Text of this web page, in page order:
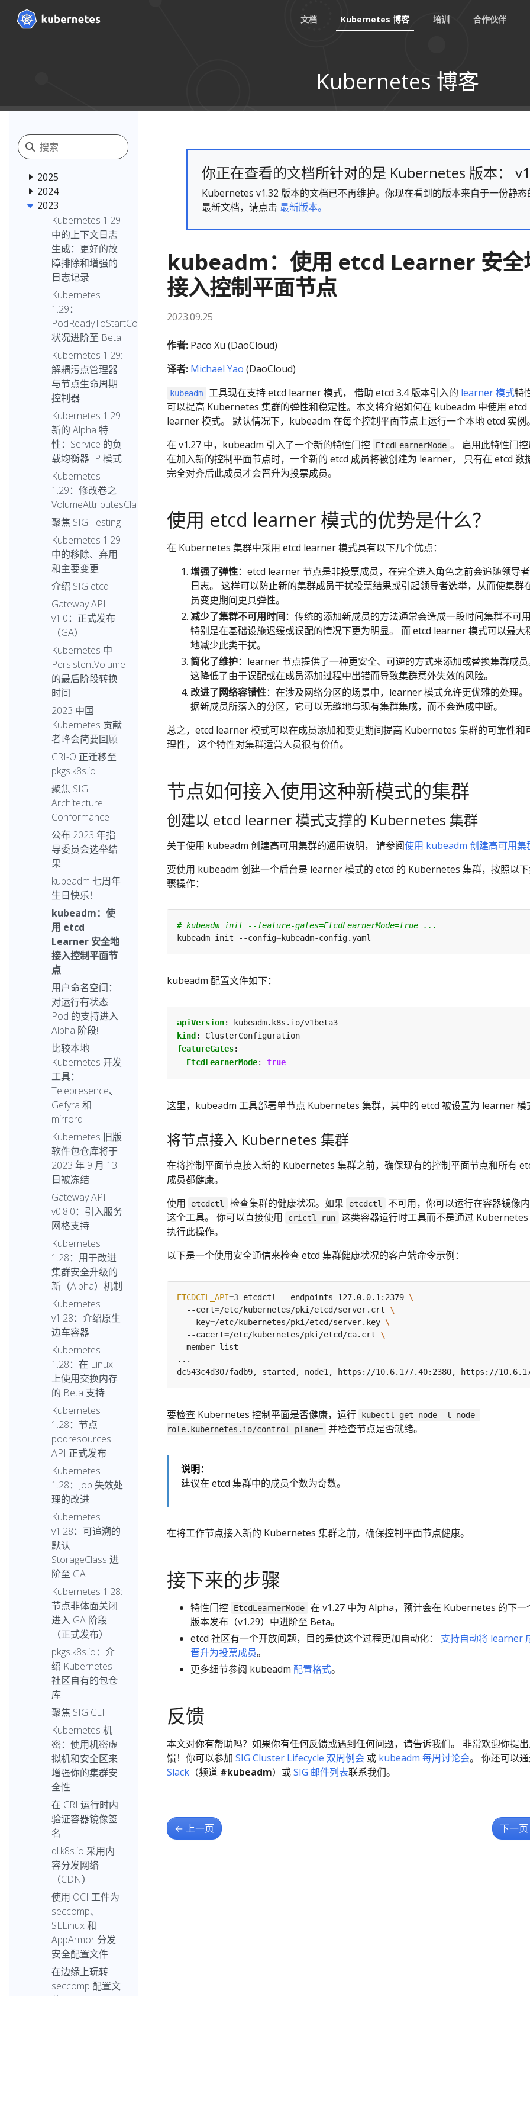
文档 Kubernetes 博客 培训 合作伙伴
Kubernetes 博客
2025
2024
2023
Kubernetes 1.29
中的上下文日志
生成：更好的故
障排除和增强的
日志记录
Kubernetes
1.29：
PodReadyToStartContainers
状况进阶至 Beta
Kubernetes 1.29:
解耦污点管理器
与节点生命周期
控制器
Kubernetes 1.29
新的 Alpha 特
性：Service 的负
载均衡器 IP 模式
Kubernetes
1.29：修改卷之
VolumeAttributesClass
聚焦 SIG Testing
Kubernetes 1.29
中的移除、弃用
和主要变更
介绍 SIG etcd
Gateway API
v1.0：正式发布
（GA）
Kubernetes 中
PersistentVolume
的最后阶段转换
时间
2023 中国
Kubernetes 贡献
者峰会简要回顾
CRI-O 正迁移至
pkgs.k8s.io
聚焦 SIG
Architecture:
Conformance
公布 2023 年指
导委员会选举结
果
kubeadm 七周年
生日快乐！
kubeadm：使
用 etcd
Learner 安全地
接入控制平面节
点
用户命名空间：
对运行有状态
Pod 的支持进入
Alpha 阶段!
比较本地
Kubernetes 开发
工具：
Telepresence、
Gefyra 和
mirrord
Kubernetes 旧版
软件包仓库将于
2023 年 9 月 13
日被冻结
Gateway API
v0.8.0：引入服务
网格支持
Kubernetes
1.28：用于改进
集群安全升级的
新（Alpha）机制
Kubernetes
v1.28：介绍原生
边车容器
Kubernetes
1.28：在 Linux
上使用交换内存
的 Beta 支持
Kubernetes
1.28：节点
podresources
API 正式发布
Kubernetes
1.28：Job 失效处
理的改进
Kubernetes
v1.28：可追溯的
默认
StorageClass 进
阶至 GA
Kubernetes 1.28:
节点非体面关闭
进入 GA 阶段
（正式发布）
pkgs.k8s.io：介
绍 Kubernetes
社区自有的包仓
库
聚焦 SIG CLI
Kubernetes 机
密：使用机密虚
拟机和安全区来
增强你的集群安
全性
在 CRI 运行时内
验证容器镜像签
名
dl.k8s.io 采用内
容分发网络
（CDN）
使用 OCI 工件为
seccomp、
SELinux 和
AppArmor 分发
安全配置文件
在边缘上玩转
seccomp 配置文
件
你正在查看的文档所针对的是 Kubernetes 版本：
Kubernetes v1.32 版本的文档已不再维护。你现在看到的版本来自于一份静
最新文档，请点击 最新版本。
kubeadm：使用 etcd Learner 安全
接入控制平面节点
2023.09.25
作者: Paco Xu (DaoCloud)
译者: Michael Yao (DaoCloud)
kubeadm 工具现在支持 etcd learner 模式， 借助 etcd 3.4 版本引入的 learner 模式特
可以提高 Kubernetes 集群的弹性和稳定性。本文将介绍如何在 kubeadm 中使用 etcd
learner 模式。 默认情况下，kubeadm 在每个控制平面节点上运行一个本地 etcd 实例。
在 v1.27 中，kubeadm 引入了一个新的特性门控
EtcdLearnerMode 。 启用此特性门控
在加入新的控制平面节点时，一个新的 etcd 成员将被创建为 learner， 只有在 etcd 数
完全对齐后此成员才会晋升为投票成员。
使用 etcd learner 模式的优势是什么？
在 Kubernetes 集群中采用 etcd learner 模式具有以下几个优点：
增强了弹性：etcd learner 节点是非投票成员，在完全进入角色之前会追随领导
日志。 这样可以防止新的集群成员干扰投票结果或引起领导者选举，从而使集群
员变更期间更具弹性。
减少了集群不可用时间：传统的添加新成员的方法通常会造成一段时间集群不可用
特别是在基础设施迟缓或误配的情况下更为明显。 而 etcd learner 模式可以最大
地减少此类干扰。
简化了维护：learner 节点提供了一种更安全、可逆的方式来添加或替换集群成员
这降低了由于误配或在成员添加过程中出错而导致集群意外失效的风险。
改进了网络容错性：在涉及网络分区的场景中，learner 模式允许更优雅的处理。
据新成员所落入的分区，它可以无缝地与现有集群集成，而不会造成中断。
总之，etcd learner 模式可以在成员添加和变更期间提高 Kubernetes 集群的可靠性和
理性， 这个特性对集群运营人员很有价值。
节点如何接入使用这种新模式的集群
创建以 etcd learner 模式支撑的 Kubernetes 集群
关于使用 kubeadm 创建高可用集群的通用说明， 请参阅使用 kubeadm 创建高可用集
要使用 kubeadm 创建一个后台是 learner 模式的 etcd 的 Kubernetes 集群，按照以
骤操作：
# kubeadm init --feature-gates=EtcdLearnerMode=true ...
kubeadm init --config=
kubeadm 配置文件如下：
apiVersion:
kubeadm.k8s.io/v1beta3
kind :
ClusterConfiguration
featureGates:
EtcdLearnerMode: true
这里，kubeadm 工具部署单节点 Kubernetes 集群，其中的 etcd 被设置为 learner 模
将节点接入 Kubernetes 集群
在将控制平面节点接入新的 Kubernetes 集群之前，确保现有的控制平面节点和所有
成员都健康。
使用
etcdctl 检查集群的健康状况。如果 etcdctl
不可用，你可以运行在容器镜像
这个工具。 你可以直接使用
crictl run
这类容器运行时工具而不是通过
执行此操作。
以下是一个使用安全通信来检查 etcd 集群健康状况的客户端命令示例：
ETCDCTL_API=3 etcdctl --endpoints 127.0.0.1:2379
  --cert
=/etc/kubernetes/pki/etcd/server.crt
  --key
=/etc/kubernetes/pki/etcd/server.key
  --cacert
=/etc/kubernetes/pki/etcd/ca.crt
dc543c4d307fadb9, started, node1, https://10.6.177.40:2380, https://
要检查 Kubernetes 控制平面是否健康，运行
kubectl get node -l node-
role.kubernetes.io/control-plane= 并检查节点是否就绪。
说明：
建议在 etcd 集群中的成员个数为奇数。
在将工作节点接入新的 Kubernetes 集群之前，确保控制平面节点健康。
接下来的步骤
特性门控 EtcdLearnerMode
在 v1.27 中为 Alpha，预计会在 Kubernetes 的下一
版本发布（v1.29）中进阶至 Beta。
etcd 社区有一个开放问题，目的是使这个过程更加自动化： 支持自动将 learner
晋升为投票成员。
更多细节参阅 kubeadm 配置格式。
反馈
本文对你有帮助吗？如果你有任何反馈或遇到任何问题，请告诉我们。 非常欢迎你提出
馈！你可以参加 SIG Cluster Lifecycle 双周例会 或 kubeadm 每周讨论会。 你还可以
Slack （频道 #kubeadm）或SIG 邮件列表联系我们。
← 上一页 下一页